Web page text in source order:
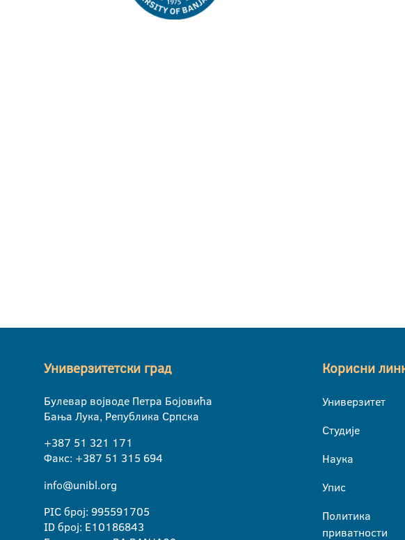
Универзитетски град
Булевар војводе Петра Бојовића
Бања Лука, Република Српска
+387 51 321 171
Факс: +387 51 315 694
info@unibl.org
PIC број: 995591705
ID број: E10186843
Корисни
Универзитет
Студије
Наука
Упис
Политика
приватности